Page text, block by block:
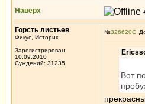
Наверх
Горсть листьев
Фикус, Историк
Зарегистрирован:
10.09.2010
Суждений: 31235
№326620
Вот